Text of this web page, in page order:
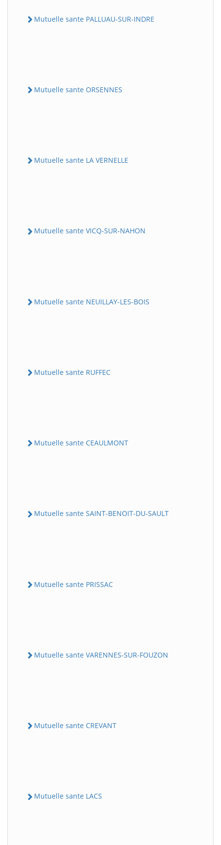
Mutuelle sante PALLUAU-SUR-INDRE
Mutuelle sante ORSENNES
Mutuelle sante LA VERNELLE
Mutuelle sante VICQ-SUR-NAHON
Mutuelle sante NEUILLAY-LES-BOIS
Mutuelle sante RUFFEC
Mutuelle sante CEAULMONT
Mutuelle sante SAINT-BENOIT-DU-SAULT
Mutuelle sante PRISSAC
Mutuelle sante VARENNES-SUR-FOUZON
Mutuelle sante CREVANT
Mutuelle sante LACS